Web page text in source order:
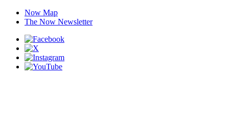
Now Map
The Now Newsletter